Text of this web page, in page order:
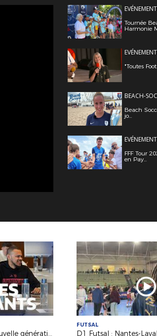
Tournée
Harmonie
"Toutes
BEACH-
Beach
jo...
FFF Tour
en Pay...
Jeunes et engagés : la nouvelle génération de dirigeants
FUTSAL